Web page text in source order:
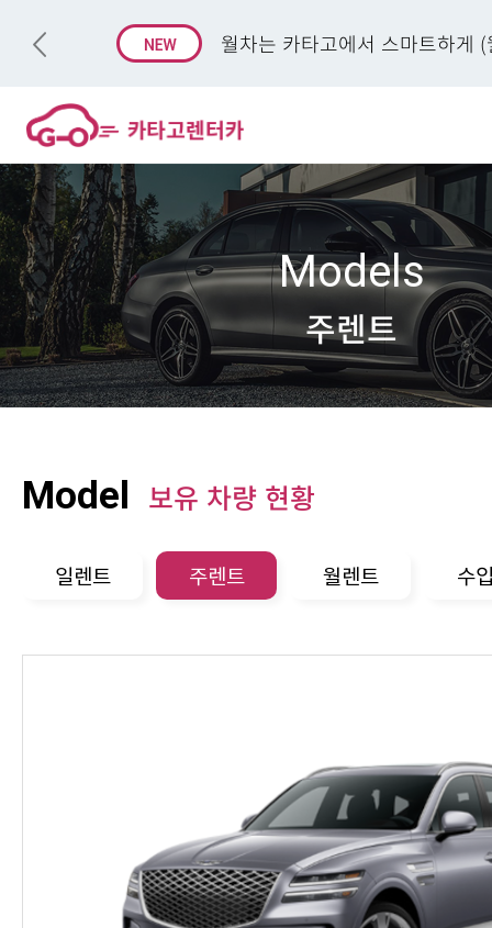
월차는 카타고에서 스마트하게
Models
주렌트
Model 보유 차량 현황
일렌트 주렌트 월렌트 수